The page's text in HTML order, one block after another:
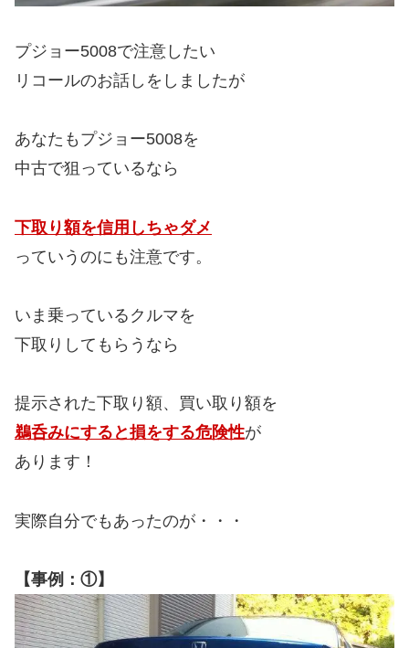
プジョー5008で注意したい
リコールのお話しをしましたが
あなたもプジョー5008を
中古で狙っているなら
下取り額を信用しちゃダメ
っていうのにも注意です。
いま乗っているクルマを
下取りしてもらうなら
提示された下取り額、買い取り額を
鵜呑みにすると損をする危険性が
あります！
実際自分でもあったのが・・・
【事例：①】